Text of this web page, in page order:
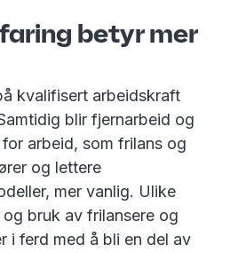
betyr mer
kvalifisert arbeidskraft
blir fjernarbeid og
arbeid, som frilans og
og lettere
mer vanlig. Ulike
bruk av frilansere og
i ferd med å bli en del av